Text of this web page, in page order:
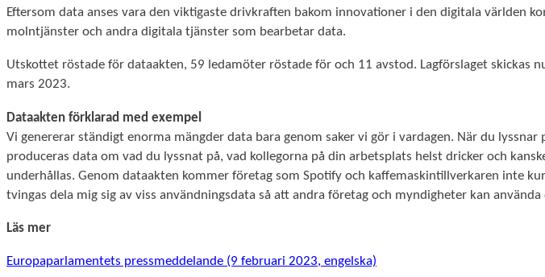
Eftersom data anses vara den viktigaste drivkraften bakom innovationer i den digitala världen
molntjänster och andra digitala tjänster som bearbetar data.
Utskottet röstade för dataakten, 59 ledamöter röstade för och 11 avstod. Lagförslaget
mars 2023.
Dataakten förklarad med exempel
Vi genererar ständigt enorma mängder data bara genom saker vi gör i vardagen. När du
produceras data om vad du lyssnat på, vad kollegorna på din arbetsplats helst dricker och
underhållas. Genom dataakten kommer företag som Spotify och kaffemaskintillverkaren inte
tvingas dela mig sig av viss användningsdata så att andra företag och myndigheter kan
Läs mer
Europaparlamentets pressmeddelande (9 februari 2023, engelska)